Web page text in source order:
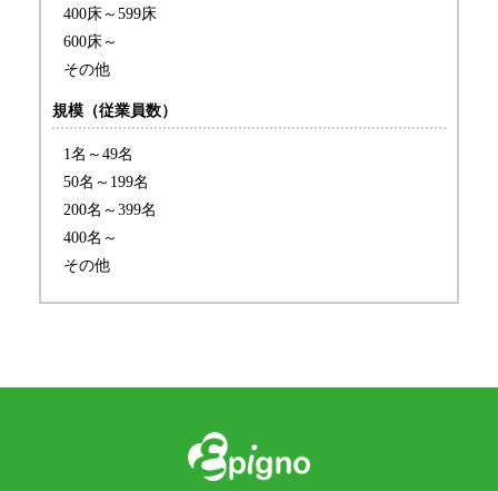
400床～599床
600床～
その他
規模（従業員数）
1名～49名
50名～199名
200名～399名
400名～
その他